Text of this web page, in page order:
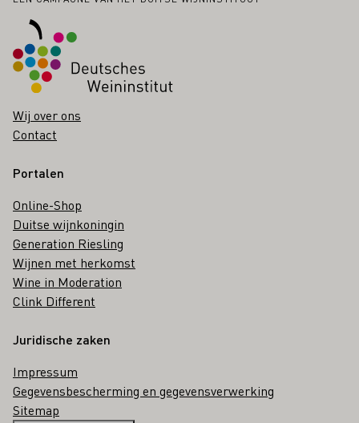
Wij over ons
Contact
Portalen
Online-Shop
Duitse wijnkoningin
Generation Riesling
Wijnen met herkomst
Wine in Moderation
Clink Different
Juridische zaken
Impressum
Gegevensbescherming en gegevensverwerking
Sitemap